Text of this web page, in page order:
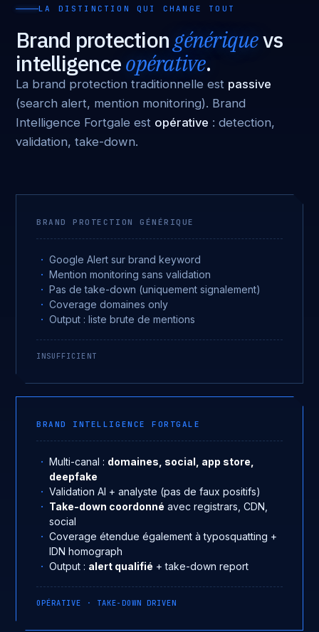
LA DISTINCTION QUI CHANGE TOUT
Brand protectiongénériquevs
intelligenceopérative.
La brand protection traditionnelle est passive
(search alert, mention monitoring). Brand
Intelligence Fortgale est opérative : detection,
validation, take-down.
BRAND PROTECTION GÉNÉRIQUE
Google Alert sur brand keyword
Mention monitoring sans validation
Pas de take-down (uniquement signalement)
Coverage domaines only
Output : liste brute de mentions
INSUFFICIENT
BRAND INTELLIGENCE FORTGALE
Multi-canal : domaines, social, app store,
deepfake
Validation AI + analyste (pas de faux positifs)
Take-down coordonné avec registrars, CDN,
social
Coverage étendue également à typosquatting +
IDN homograph
Output : alert qualifié + take-down report
OPÉRATIVE · TAKE-DOWN DRIVEN